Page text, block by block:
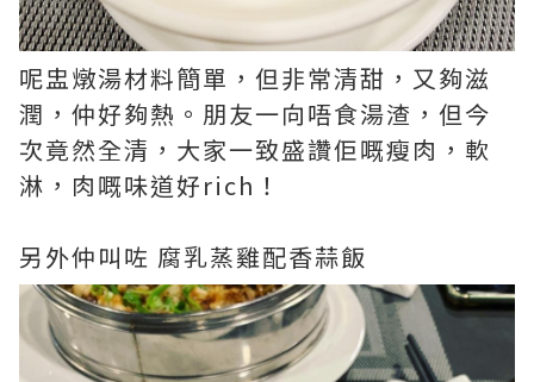
呢盅燉湯材料簡單，但非常清甜，又夠滋
潤，仲好夠熱。朋友一向唔食湯渣，但今
次竟然全清，大家一致盛讚佢嘅瘦肉，軟
淋，肉嘅味道好rich！
另外仲叫咗 腐乳蒸雞配香蒜飯